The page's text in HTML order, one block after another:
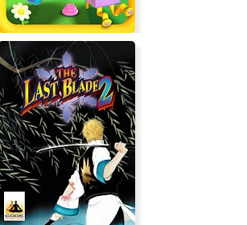
Wobbledogs